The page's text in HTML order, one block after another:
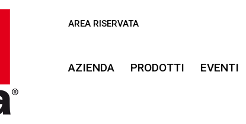
AREA RISERVATA
AZIENDA PRODOTTI EVENTI